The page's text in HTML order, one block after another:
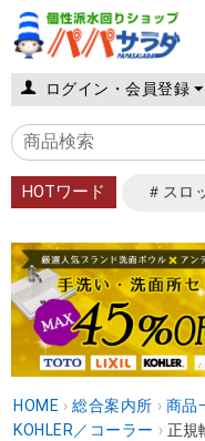
ログイン・会員登録
HOTワード ＃スロ
HOME › 総合案内所 › 商品
KOHLER／コーラー › 正規